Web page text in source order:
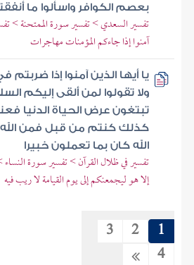
بعصم الكوافر واسألوا ما
تفسير السعدي > تفسير سورة الممتحنة >
آمنوا إذا جاءكم المؤمنات مهاجرات
يا أيها الذين آمنوا إذا ضربتم
ولا تقولوا لمن ألقى إليكم
تبتغون عرض الحياة الدنيا
كذلك كنتم من قبل فمن الله
الله كان بما تعملون خبيرا
تفسير في ظلال القرآن > تفسير سورة النساء
إلا هو ليجمعنكم إلى يوم القيامة لا ريب فيه
1
2
3
4